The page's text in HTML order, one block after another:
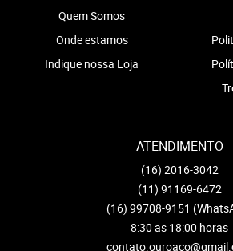
Quem Somos
Onde estamos
Indique nossa Loja
ATENDIMENTO
(16) 2016-3042
(11) 91169-6472
(16) 99708-9151
8:30 as 18:00 horas